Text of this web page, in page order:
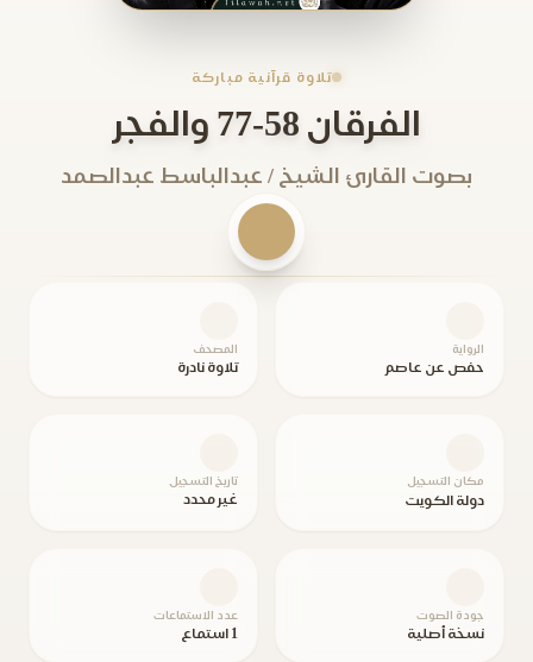
تلاوة قرآنية مباركة
الفرقان 58-77 والفجر
بصوت القارئ الشيخ / عبدالباسط عبدالصمد
الرواية
حفص عن عاصم
المصحف
تلاوة نادرة
مكان التسجيل
دولة الكويت
تاريخ التسجيل
غير محدد
جودة الصوت
نسخة أصلية
عدد الاستماعات
1 استماع